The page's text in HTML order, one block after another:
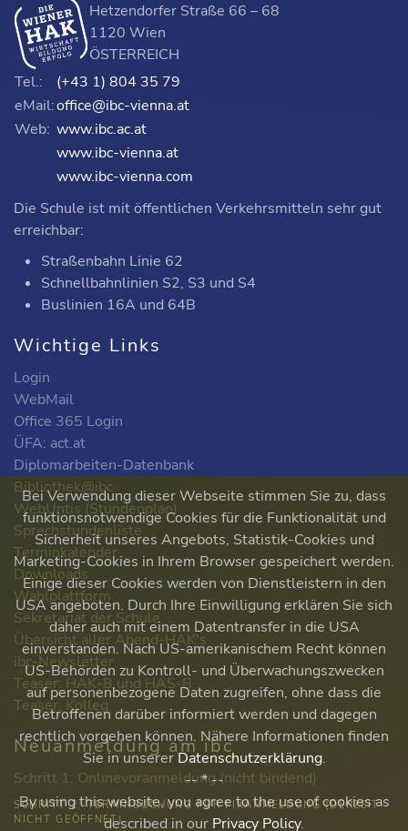
Hetzendorfer Straße 66 – 68
1120 Wien
ÖSTERREICH
Tel.:
(+43 1) 804 35 79
eMail:office@ibc-vienna.at
Web: www.ibc.ac.at
www.ibc-vienna.at
www.ibc-vienna.com
Die Schule ist mit öffentlichen Verkehrsmitteln sehr gut
erreichbar:
Straßenbahn Linie 62
Schnellbahnlinien S2, S3 und S4
Buslinien 16A und 64B
Wichtige Links
Login
WebMail
Office 365 Login
ÜFA: act.at
Diplomarbeiten-Datenbank
Bibliothek@ibc
WebUntis (Stundenplan)
Sprechstundenliste
Terminkalender
Downloads
Wahlplattform
Sekretariat der Schule
Übersicht aller Abend-HAK's
ibc-Newsletter
Teaser: HAK-B und HAS-B
Teaser: Kolleg
Neuanmeldung am ibc
Schritt 1: Onlinevoranmeldung (nicht bindend)
SCHRITT 2: TERMINBUCHUNG FÜR FIXANMELDUNG (DERZEIT
NICHT GEÖFFNET)
Bei Verwendung dieser Webseite stimmen Sie zu, dass
funktionsnotwendige Cookies für die Funktionalität und
Sicherheit unseres Angebots, Statistik-Cookies und
Marketing-Cookies in Ihrem Browser gespeichert werden.
Einige dieser Cookies werden von Dienstleistern in den
USA angeboten. Durch Ihre Einwilligung erklären Sie sich
daher auch mit einem Datentransfer in die USA
einverstanden. Nach US-amerikanischem Recht können
US-Behörden zu Kontroll- und Überwachungszwecken
auf personenbezogene Daten zugreifen, ohne dass die
Betroffenen darüber informiert werden und dagegen
rechtlich vorgehen können. Nähere Informationen finden
Sie in unsererDatenschutzerklärung.
-- * --
By using this website, you agree to the use of cookies as
described in our Privacy Policy.